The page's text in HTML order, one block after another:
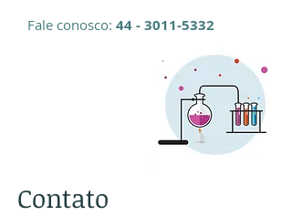
Fale conosco: 44 - 3011-5332
Contato